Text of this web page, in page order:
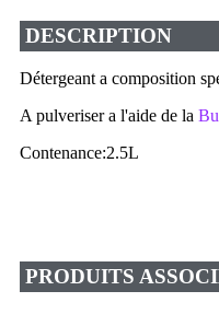
DESCRIPTION
Détergeant a composition
A pulveriser a l'aide de la
Contenance:2.5L
PRODUITS